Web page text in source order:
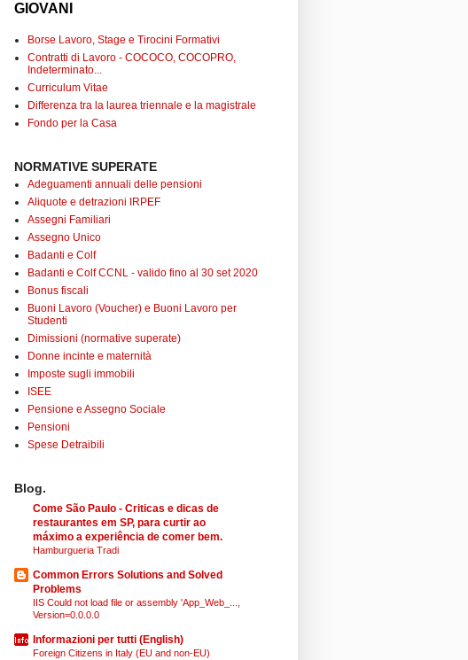
GIOVANI
Borse Lavoro, Stage e Tirocini Formativi
Contratti di Lavoro - COCOCO, COCOPRO,
Indeterminato...
Curriculum Vitae
Differenza tra la laurea triennale e la magistrale
Fondo per la Casa
NORMATIVE SUPERATE
Adeguamenti annuali delle pensioni
Aliquote e detrazioni IRPEF
Assegni Familiari
Assegno Unico
Badanti e Colf
Badanti e Colf CCNL - valido fino al 30 set 2020
Bonus fiscali
Buoni Lavoro (Voucher) e Buoni Lavoro per
Studenti
Dimissioni (normative superate)
Donne incinte e maternità
Imposte sugli immobili
ISEE
Pensione e Assegno Sociale
Pensioni
Spese Detraibili
Blog.
Come São Paulo - Criticas e dicas de
restaurantes em SP, para curtir ao
máximo a experiência de comer bem.
Hamburgueria Tradi
Common Errors Solutions and Solved
Problems
IIS Could not load file or assembly 'App_Web_...,
Version=0.0.0.0
Informazioni per tutti (English)
Foreign Citizens in Italy (EU and non-EU)